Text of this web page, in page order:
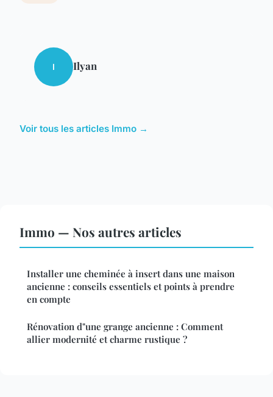
I Ilyan
Voir tous les articles Immo →
Immo — Nos autres articles
Installer une cheminée à insert dans une maison
ancienne : conseils essentiels et points à prendre
en compte
Rénovation d"une grange ancienne : Comment
allier modernité et charme rustique ?